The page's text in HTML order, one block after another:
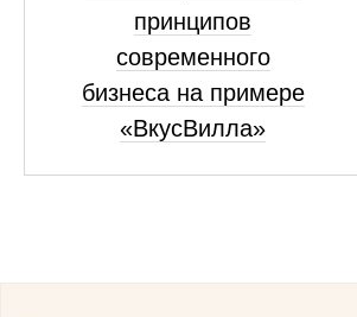
принципов
современного
бизнеса на примере
«ВкусВилла»